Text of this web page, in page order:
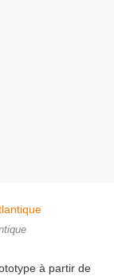
à partir de